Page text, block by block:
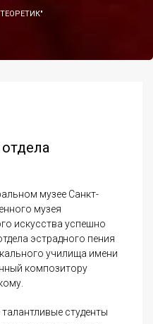
музее Санкт-
музея
искусства успешно
эстрадного пения
училища имени
композитору
студенты